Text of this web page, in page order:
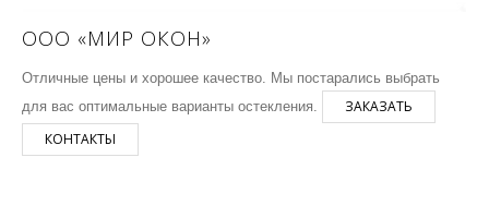
ООО «МИР ОКОН»
Отличные цены и хорошее качество. Мы постарались выбрать
для вас оптимальные варианты остекления.
ЗАКАЗАТЬ
КОНТАКТЫ